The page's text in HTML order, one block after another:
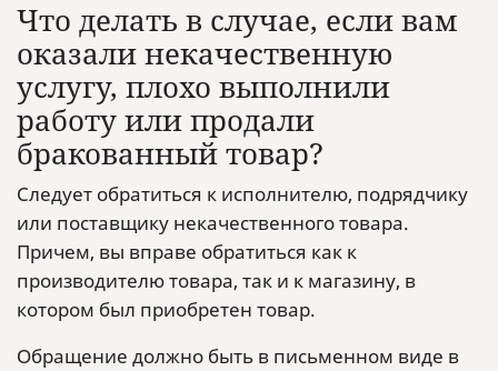
Что делать в случае, если вам
оказали некачественную
услугу, плохо выполнили
работу или продали
бракованный товар?
Следует обратиться к исполнителю, подрядчику
или поставщику некачественного товара.
Причем, вы вправе обратиться как к
производителю товара, так и к магазину, в
котором был приобретен товар.
Обращение должно быть в письменном виде в